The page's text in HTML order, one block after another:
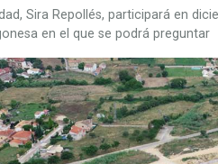
Sira Repollés, participará en
en el que se podrá preguntar